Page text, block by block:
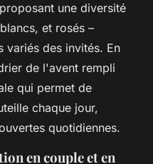
une diversité
et rosés –
variés des invités. En
de l'avent rempli
qui permet de
chaque jour,
quotidiennes.
en couple et en